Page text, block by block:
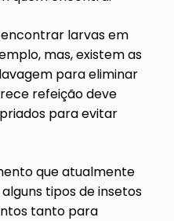
larvas em
mas, existem as
para eliminar
refeição deve
para evitar
que atualmente
tipos de insetos
tanto para